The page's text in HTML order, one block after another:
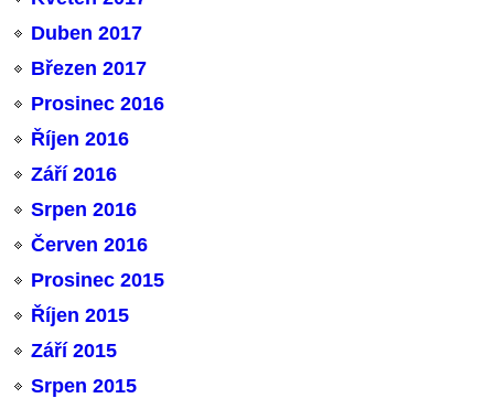
Duben 2017
Březen 2017
Prosinec 2016
Říjen 2016
Září 2016
Srpen 2016
Červen 2016
Prosinec 2015
Říjen 2015
Září 2015
Srpen 2015